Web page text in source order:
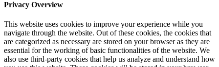
Privacy Overview
This website uses cookies to improve your experience while you
navigate through the website. Out of these cookies, the cookies that
are categorized as necessary are stored on your browser as they are
essential for the working of basic functionalities of the website. We
also use third-party cookies that help us analyze and understand how